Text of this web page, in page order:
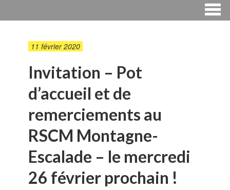
11 février 2020
Invitation – Pot
d’accueil et de
remerciements au
RSCM Montagne-
Escalade – le mercredi
26 février prochain !